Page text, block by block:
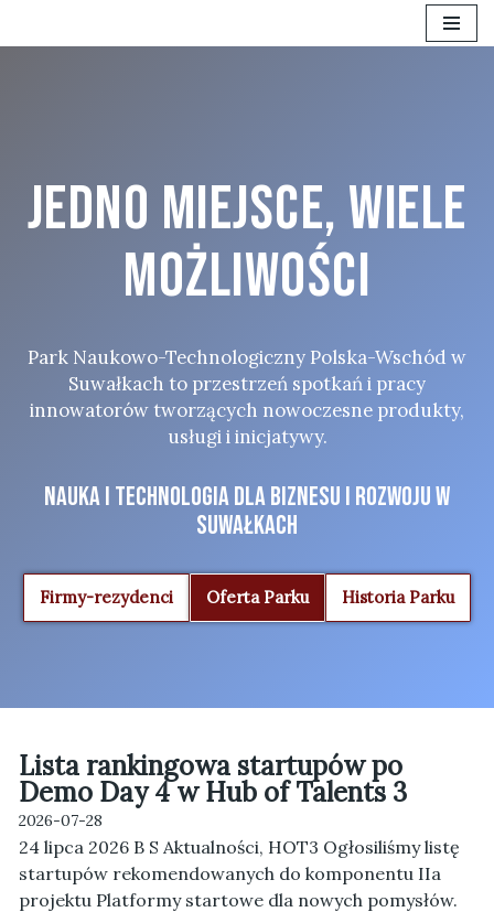
jedno miejsce, wiele
możliwości
Park Naukowo-Technologiczny Polska-Wschód w
Suwałkach to przestrzeń spotkań i pracy
innowatorów tworzących nowoczesne produkty,
usługi i inicjatywy.
Nauka i technologia dla biznesu i rozwoju w
Suwałkach
Firmy-rezydenci Oferta Parku Historia Parku
Lista rankingowa startupów po
Demo Day 4 w Hub of Talents 3
2026-07-28
24 lipca 2026 B S Aktualności, HOT3 Ogłosiliśmy listę
startupów rekomendowanych do komponentu IIa
projektu Platformy startowe dla nowych pomysłów.